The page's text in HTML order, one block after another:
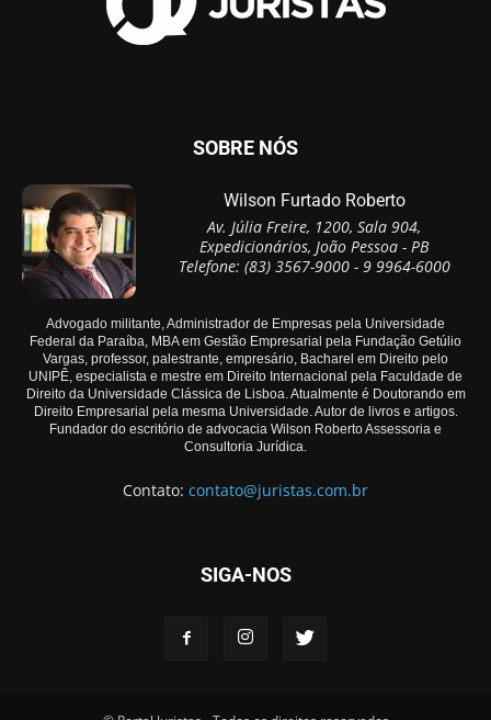
SOBRE NÓS
Wilson Furtado Roberto
Av. Júlia Freire, 1200, Sala 904,
Expedicionários, João Pessoa - PB
Telefone: (83) 3567-9000 - 9 9964-6000
Advogado militante, Administrador de Empresas pela Universidade
Federal da Paraíba, MBA em Gestão Empresarial pela Fundação Getúlio
Vargas, professor, palestrante, empresário, Bacharel em Direito pelo
UNIPÊ, especialista e mestre em Direito Internacional pela Faculdade de
Direito da Universidade Clássica de Lisboa. Atualmente é Doutorando em
Direito Empresarial pela mesma Universidade. Autor de livros e artigos.
Fundador do escritório de advocacia Wilson Roberto Assessoria e
Consultoria Jurídica.
Contato: contato@juristas.com.br
SIGA-NOS